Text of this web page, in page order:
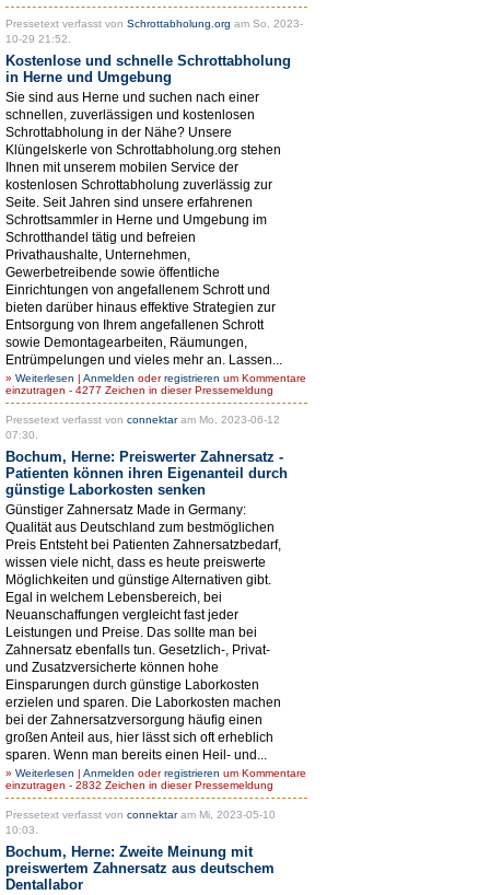
Pressetext verfasst von Schrottabholung.org am So, 2023-
10-29 21:52.
Kostenlose und schnelle Schrottabholung
in Herne und Umgebung
Sie sind aus Herne und suchen nach einer
schnellen, zuverlässigen und kostenlosen
Schrottabholung in der Nähe? Unsere
Klüngelskerle von Schrottabholung.org stehen
Ihnen mit unserem mobilen Service der
kostenlosen Schrottabholung zuverlässig zur
Seite. Seit Jahren sind unsere erfahrenen
Schrottsammler in Herne und Umgebung im
Schrotthandel tätig und befreien
Privathaushalte, Unternehmen,
Gewerbetreibende sowie öffentliche
Einrichtungen von angefallenem Schrott und
bieten darüber hinaus effektive Strategien zur
Entsorgung von Ihrem angefallenen Schrott
sowie Demontagearbeiten, Räumungen,
Entrümpelungen und vieles mehr an. Lassen...
» Weiterlesen | Anmelden oderregistrieren um Kommentare
einzutragen - 4277 Zeichen in dieser Pressemeldung
Pressetext verfasst von connektaram Mo, 2023-06-12
07:30.
Bochum, Herne: Preiswerter Zahnersatz -
Patienten können ihren Eigenanteil durch
günstige Laborkosten senken
Günstiger Zahnersatz Made in Germany:
Qualität aus Deutschland zum bestmöglichen
Preis Entsteht bei Patienten Zahnersatzbedarf,
wissen viele nicht, dass es heute preiswerte
Möglichkeiten und günstige Alternativen gibt.
Egal in welchem Lebensbereich, bei
Neuanschaffungen vergleicht fast jeder
Leistungen und Preise. Das sollte man bei
Zahnersatz ebenfalls tun. Gesetzlich-, Privat-
und Zusatzversicherte können hohe
Einsparungen durch günstige Laborkosten
erzielen und sparen. Die Laborkosten machen
bei der Zahnersatzversorgung häufig einen
großen Anteil aus, hier lässt sich oft erheblich
sparen. Wenn man bereits einen Heil- und...
» Weiterlesen | Anmelden oderregistrieren um Kommentare
einzutragen - 2832 Zeichen in dieser Pressemeldung
Pressetext verfasst von connektaram Mi, 2023-05-10
10:03.
Bochum, Herne: Zweite Meinung mit
preiswertem Zahnersatz aus deutschem
Dentallabor